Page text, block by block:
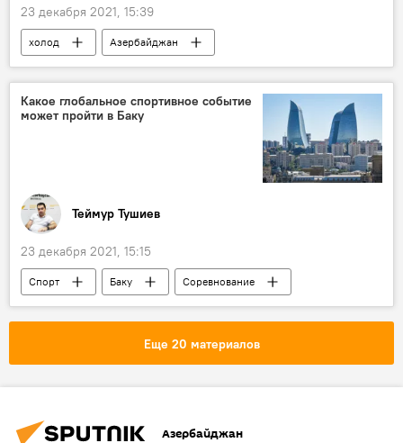
23 декабря 2021, 15:39
холод
Азербайджан
Прогноз погоды
Какое глобальное спортивное событие
может пройти в Баку
Теймур Тушиев
23 декабря 2021, 15:15
Спорт Баку Соревнование
Еще 20 материалов
Азербайджан